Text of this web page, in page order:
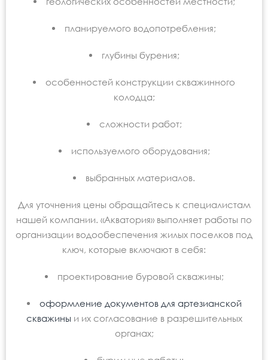
планируемого водопотребления;
глубины бурения;
особенностей конструкции скважинного
колодца;
сложности работ;
используемого оборудования;
выбранных материалов.
Для уточнения цены обращайтесь к специалистам
нашей компании. «Акватория» выполняет работы по
организации водообеспечения жилых поселков под
ключ, которые включают в себя:
проектирование буровой скважины;
оформление документов для артезианской
скважины и их согласование в разрешительных
органах;